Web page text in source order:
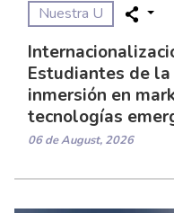
Nuestra U
Estudiantes de la
inmersión en
tecnologías
06 de August, 2026